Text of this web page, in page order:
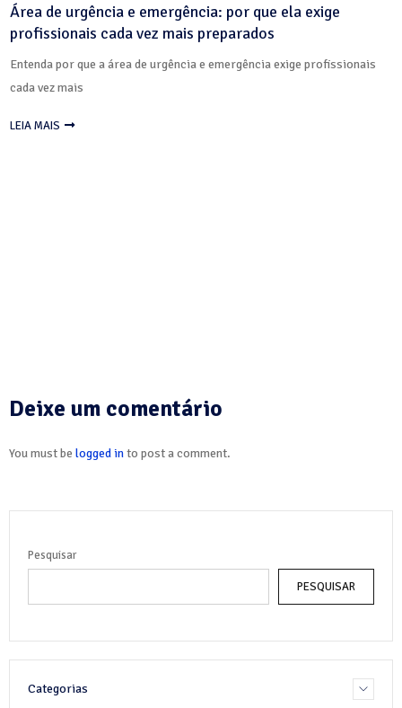
Área de urgência e emergência: por que ela exige
profissionais cada vez mais preparados
Entenda por que a área de urgência e emergência exige profissionais
cada vez mais
LEIA MAIS
Deixe um comentário
You must be logged into post a comment.
Pesquisar
PESQUISAR
Categorias